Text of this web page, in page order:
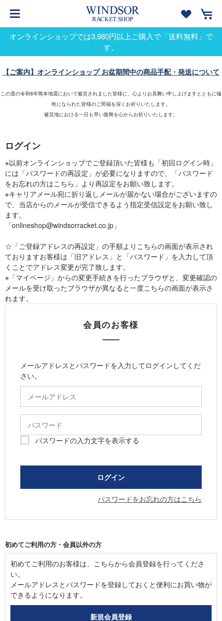
オンラインショップでは3,980円以上ご購入で「送料無料」で
す。
【ご案内】オンラインショップ お盆期間中の商品手配・発送について
この度の令和8年熊本地震において被災されました皆様に、心よりお見舞い申し上げますとともに犠
牲になられた皆様のご冥福を深くお祈りいたします。
被災地における一日も早い復興を心からお祈りいたします。
ログイン
※以前オンラインショップでご登録頂いた皆様も「初回ログイン時」
には「パスワードの再設定」が必要になりますので、「パスワード
をお忘れの方はこちら」より再設定をお願い致します。
※キャリアメール宛に折り返しメールが届かない場合がございますの
で、当店からのメールが受信できるよう指定受信設定をお願い致し
ます。
「onlineshop@windsorracket.co.jp」
☆「ご登録アドレスの再設定」の手順よりこちらの画面が表示され
ておりますお客様は「旧アドレス」と「パスワード」を入力して頂
くことでアドレス変更が完了致します。
※「マイページ」からの変更手続きを行ったブラウザと、変更確認の
メールを受け取ったブラウザが異なると一度こちらの画面が表示さ
れます。
会員のお客様
メールアドレスとパスワードを入力してログインしてくだ
さい。
パスワードの入力文字を表示する
パスワードをお忘れの方はこちら
初めてご利用の方・会員以外の方
初めてご利用のお客様は、こちらから会員登録を行ってくださ
い。
メールアドレスとパスワードを登録しておくと便利にお買い物が
できるようになります。